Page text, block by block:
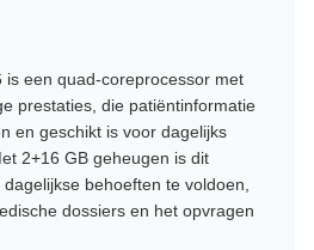
is een quad-coreprocessor met
prestaties, die patiëntinformatie
en geschikt is voor dagelijks
2+16 GB geheugen is dit
behoeften te voldoen,
dossiers en het opvragen